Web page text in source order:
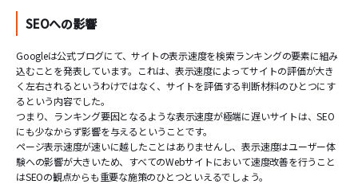
SEOへの影響
Googleは公式ブログにて、サイトの表示速度を検索ランキングの要素に組み
込むことを発表しています。これは、表示速度によってサイトの評価が大き
く左右されるというわけではなく、サイトを評価する判断材料のひとつにす
るという内容でした。
つまり、ランキング要因となるような表示速度が極端に遅いサイトは、SEO
にも少なからず影響を与えるということです。
ページ表示速度が速いに越したことはありませんし、表示速度はユーザー体
験への影響が大きいため、すべてのWebサイトにおいて速度改善を行うこと
はSEOの観点からも重要な施策のひとつといえるでしょう。